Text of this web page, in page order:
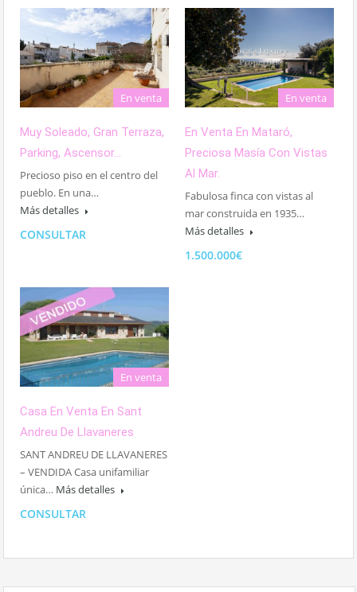
En venta
Muy Soleado, Gran Terraza,
Parking, Ascensor…
Precioso piso en el centro del
pueblo. En una…
Más detalles
CONSULTAR
En venta
En Venta En Mataró,
Preciosa Masía Con Vistas
Al Mar.
Fabulosa finca con vistas al
mar construida en 1935…
Más detalles
1.500.000€
En venta
Casa En Venta En Sant
Andreu De Llavaneres
SANT ANDREU DE LLAVANERES
– VENDIDA Casa unifamiliar
única… Más detalles
CONSULTAR